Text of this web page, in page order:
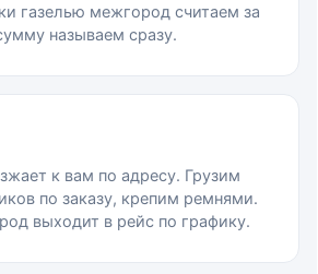
газелью межгород считаем за
называем сразу.
к вам по адресу. Грузим
по заказу, крепим ремнями.
выходит в рейс по графику.